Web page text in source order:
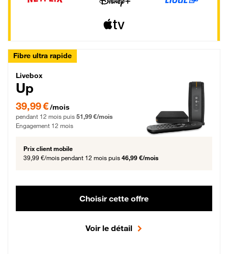
Fibre ultra rapide
Livebox Up Fibre
Livebox
Up
39,99 € par mois pendant 12 mois puis 51,99 € par mois, Engagement 12 mois
39,99 €/mois
pendant 12 mois puis 51,99 €/mois
Engagement 12 mois
Prix client mobile
39,99 €/mois pendant 12 mois puis 46,99 €/mois
Choisir cette offre
Voir le détail